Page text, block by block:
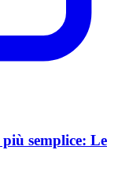
semplice: Le